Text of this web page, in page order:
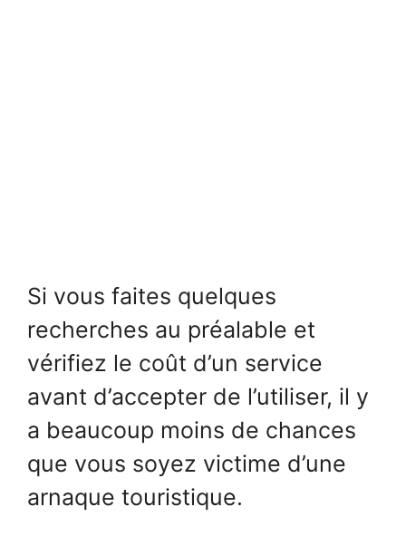
Si vous faites quelques
recherches au préalable et
vérifiez le coût d’un service
avant d’accepter de l’utiliser, il y
a beaucoup moins de chances
que vous soyez victime d’une
arnaque touristique.